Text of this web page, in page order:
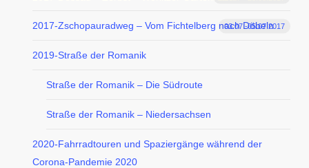
2017-Zschopauradweg – Vom Fichtelberg nach Döbeln
03.07.-05.07.2017
2019-Straße der Romanik
Straße der Romanik – Die Südroute
Straße der Romanik – Niedersachsen
2020-Fahrradtouren und Spaziergänge während der
Corona-Pandemie 2020